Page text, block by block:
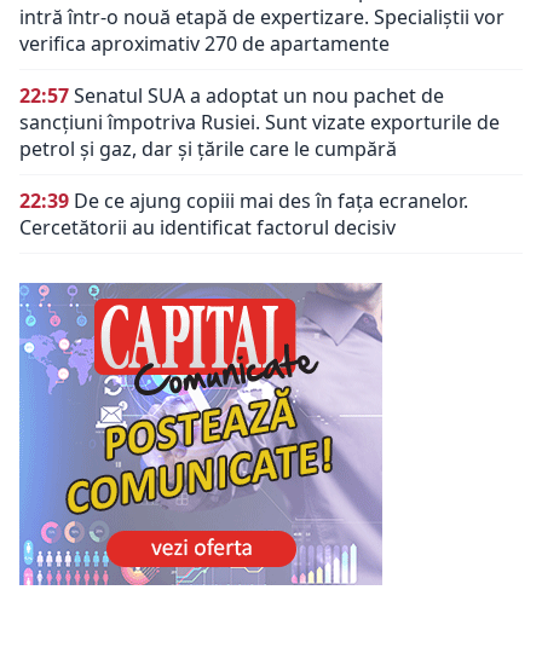
intră într-o nouă etapă de expertizare. Specialiștii vor
verifica aproximativ 270 de apartamente
22:57Senatul SUA a adoptat un nou pachet de
sancțiuni împotriva Rusiei. Sunt vizate exporturile de
petrol și gaz, dar și țările care le cumpără
22:39 De ce ajung copiii mai des în fața ecranelor.
Cercetătorii au identificat factorul decisiv